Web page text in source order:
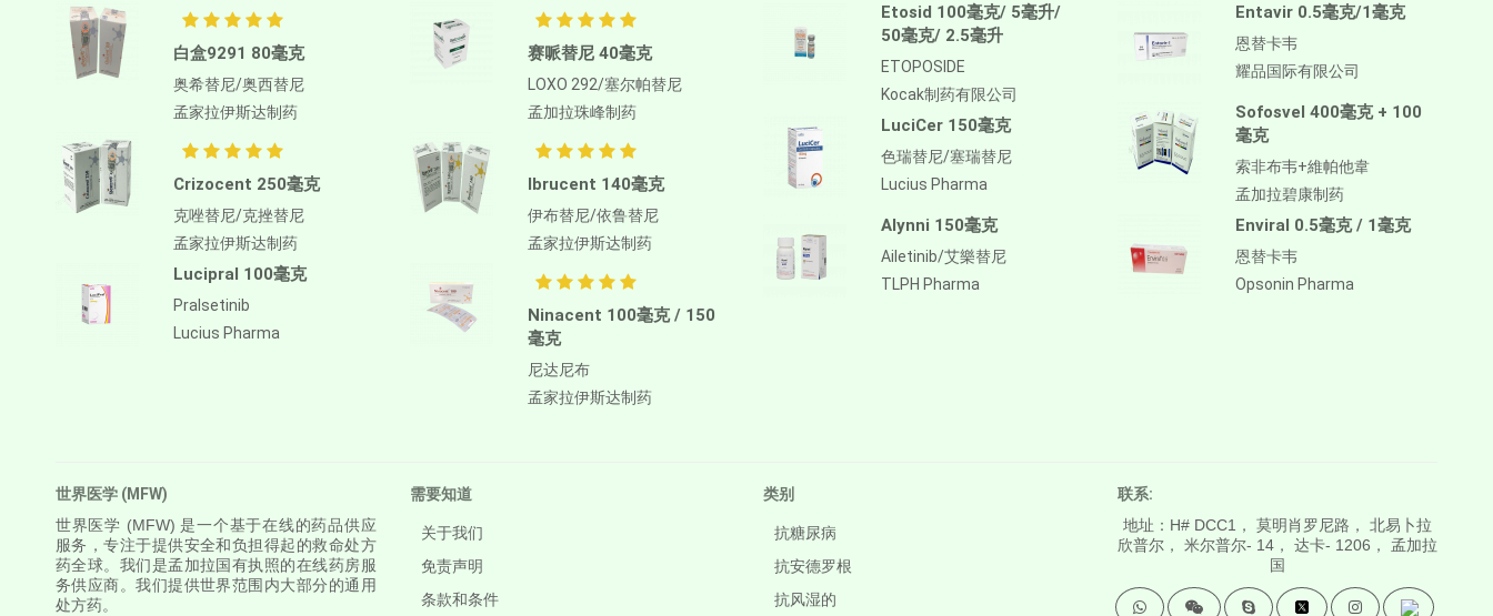
Anlotinib
Anti-Human thymocyte
Immunoglobulin [rabbit]
equine
阿帕鲁胺/阿帕他胺
阿普斯特
Aprocitentan
Aripiprazole
Atomoxetine Hydrochloride
Atorvastatin Calcium
白盒9291 80毫克
奥希替尼/奥西替尼
孟家拉伊斯达制药
Crizocent 250毫克
克唑替尼/克挫替尼
孟家拉伊斯达制药
Lucipral 100毫克
Pralsetinib
Lucius Pharma
赛哌替尼 40毫克
LOXO 292/塞尔帕替尼
孟加拉珠峰制药
Ibrucent 140毫克
伊布替尼/依鲁替尼
孟家拉伊斯达制药
Ninacent 100毫克 / 150
毫克
尼达尼布
孟家拉伊斯达制药
Etosid 100毫克/ 5毫升/
50毫克/ 2.5毫升
ETOPOSIDE
Kocak制药有限公司
LuciCer 150毫克
色瑞替尼/塞瑞替尼
Lucius Pharma
Alynni 150毫克
Ailetinib/艾樂替尼
TLPH Pharma
Entavir 0.5毫克/1毫克
恩替卡韦
耀品国际有限公司
Sofosvel 400毫克 + 100
毫克
索非布韦+維帕他韋
孟加拉碧康制药
Enviral 0.5毫克 / 1毫克
恩替卡韦
Opsonin Pharma
世界医学 (MFW)
世界医学 (MFW) 是一个基于在线的药品供应
服务，专注于提供安全和负担得起的救命处方
药全球。我们是孟加拉国有执照的在线药房服
务供应商。我们提供世界范围内大部分的通用
处方药。
需要知道
关于我们
免责声明
条款和条件
类别
抗糖尿病
抗安德罗根
抗风湿的
联系:
地址：H# DCC1， 莫明肖罗尼路， 北易卜拉
欣普尔， 米尔普尔- 14， 达卡- 1206， 孟加拉
国